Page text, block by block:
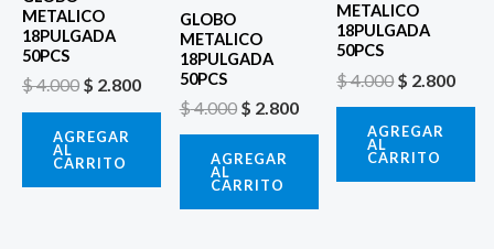
METALICO
18PULGADA
50PCS
$4.000 $ 2.800
AGREGAR
AL
CARRITO
GLOBO
METALICO
18PULGADA
50PCS
$4.000 $ 2.800
AGREGAR
AL
CARRITO
METALICO
18PULGADA
50PCS
$4.000$ 2.800
AGREGAR
AL
CARRITO